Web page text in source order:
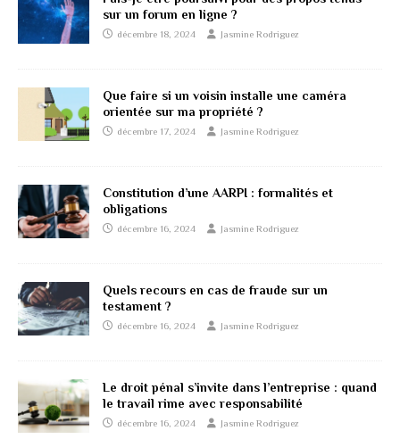
sur un forum en ligne ?
décembre 18, 2024 Jasmine Rodriguez
Que faire si un voisin installe une caméra
orientée sur ma propriété ?
décembre 17, 2024 Jasmine Rodriguez
Constitution d’une AARPI : formalités et
obligations
décembre 16, 2024 Jasmine Rodriguez
Quels recours en cas de fraude sur un
testament ?
décembre 16, 2024 Jasmine Rodriguez
Le droit pénal s’invite dans l’entreprise : quand
le travail rime avec responsabilité
décembre 16, 2024 Jasmine Rodriguez